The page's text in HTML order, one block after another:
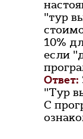
"тур
10%
если
Ответ:
"Тур
С